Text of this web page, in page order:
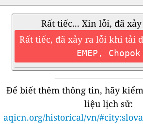
Rất tiếc... Xin lỗi, đã
Rất tiếc, đã xảy ra lỗi khi tải
EMEP, Chopok
Để biết thêm thông tin, hãy
liệu lịch sử:
aqicn.org/historical/vn/